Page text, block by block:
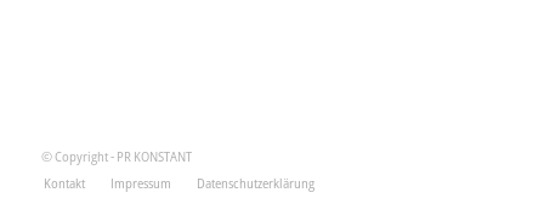
© Copyright - PR KONSTANT
Kontakt
Impressum Datenschutzerklärung